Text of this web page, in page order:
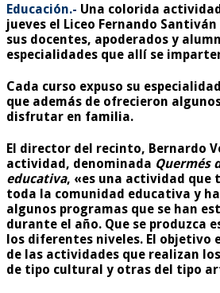
Educación.- Una colorida
jueves el Liceo Fernando
sus docentes, apoderados y
especialidades que allí se
Cada curso expuso su
que además de ofrecieron
disfrutar en familia.
El director del recinto, Bernardo
actividad, denominada Quermés
educativa, «es una actividad
toda la comunidad educativa y
algunos programas que se han
durante el año. Que se produzca
los diferentes niveles. El objetivo
de las actividades que realizan
de tipo cultural y otras del tipo